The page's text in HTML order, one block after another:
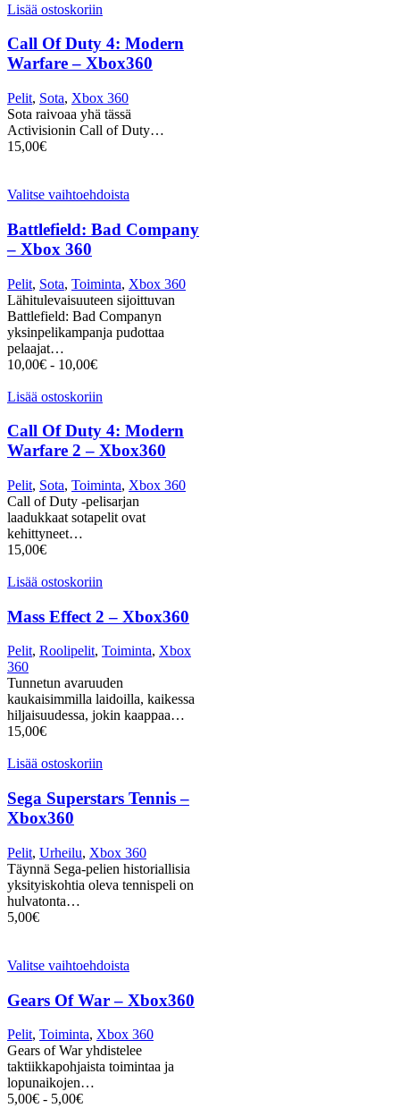
Lisää ostoskoriin
Call Of Duty 4: Modern
Warfare – Xbox360
Pelit, Sota, Xbox 360
Sota raivoaa yhä tässä
Activisionin Call of Duty…
15,00€
Valitse vaihtoehdoista
Battlefield: Bad Company
– Xbox 360
Pelit, Sota, Toiminta, Xbox 360
Lähitulevaisuuteen sijoittuvan
Battlefield: Bad Companyn
yksinpelikampanja pudottaa
pelaajat…
10,00€ - 10,00€
Lisää ostoskoriin
Call Of Duty 4: Modern
Warfare 2 – Xbox360
Pelit, Sota, Toiminta, Xbox 360
Call of Duty -pelisarjan
laadukkaat sotapelit ovat
kehittyneet…
15,00€
Lisää ostoskoriin
Mass Effect 2 – Xbox360
Pelit, Roolipelit, Toiminta, Xbox
360
Tunnetun avaruuden
kaukaisimmilla laidoilla, kaikessa
hiljaisuudessa, jokin kaappaa…
15,00€
Lisää ostoskoriin
Sega Superstars Tennis –
Xbox360
Pelit, Urheilu, Xbox 360
Täynnä Sega-pelien historiallisia
yksityiskohtia oleva tennispeli on
hulvatonta…
5,00€
Valitse vaihtoehdoista
Gears Of War – Xbox360
Pelit, Toiminta, Xbox 360
Gears of War yhdistelee
taktiikkapohjaista toimintaa ja
lopunaikojen…
5,00€ - 5,00€